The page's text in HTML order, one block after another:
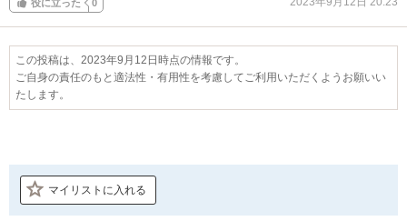
役に立った 0
この投稿は、2023年9月12日時点の情報です。
ご自身の責任のもと適法性・有用性を考慮してご利用いただくようお願いい
たします。
マイリストに入れる